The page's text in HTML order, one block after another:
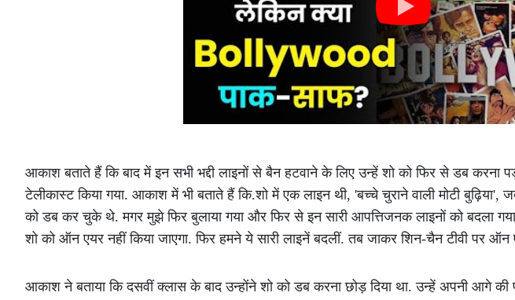
आकाश बताते हैं कि बाद में इन सभी भद्दी लाइनों से बैन हटवाने के लिए उन्हें शो को फिर से डब करना
टेलीकास्ट किया गया. आकाश में भी बताते हैं कि.शो में एक लाइन थी, 'बच्चे चुराने वाली मोटी
को डब कर चुके थे. मगर मुझे फिर बुलाया गया और फिर से इन सारी आपत्तिजनक लाइनों को बदला
शो को ऑन एयर नहीं किया जाएगा. फिर हमने ये सारी लाइनें बदलीं. तब जाकर शिन-चैन टीवी पर
आकाश ने बताया कि दसवीं क्लास के बाद उन्होंने शो को डब करना छोड़ दिया था. उन्हें अपनी आगे की